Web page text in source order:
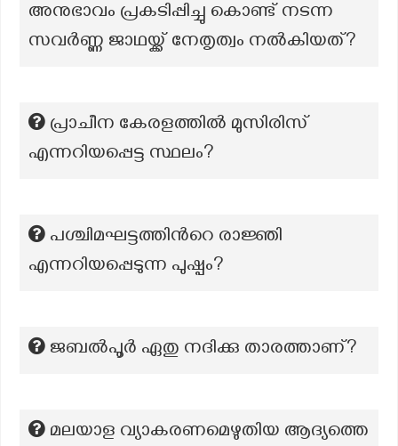
അനുഭാവം പ്രകടിപ്പിച്ചു കൊണ്ട് നടന്ന
സവർണ്ണ ജാഥയ്ക്ക് നേതൃത്വം നൽകിയത്?
പ്രാചീന കേരളത്തില്‍ മുസിരിസ്
എന്നറിയപ്പെട്ട സ്ഥലം?
പശ്ചിമഘട്ടത്തിന്‍റെ രാജ്ഞി
എന്നറിയപ്പെടുന്ന പുഷ്പം?
ജബൽപൂർ ഏതു നദിക്കു താരത്താണ്?
മലയാള വ്യാകരണമെഴുതിയ ആദ്യത്തെ